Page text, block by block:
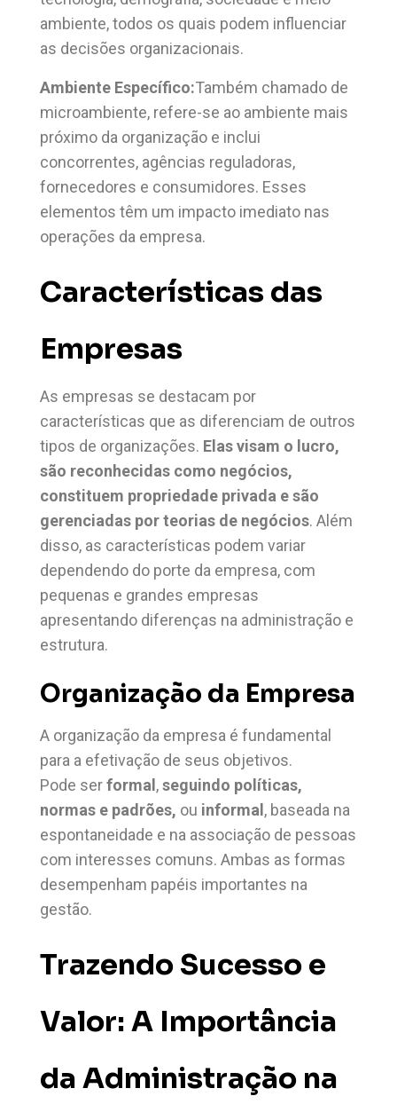
ambiente, todos os quais podem influenciar
as decisões organizacionais.
Ambiente Específico:Também chamado de
microambiente, refere-se ao ambiente mais
próximo da organização e inclui
concorrentes, agências reguladoras,
fornecedores e consumidores. Esses
elementos têm um impacto imediato nas
operações da empresa.
Características das
Empresas
As empresas se destacam por
características que as diferenciam de outros
tipos de organizações. Elas visam o lucro,
são reconhecidas como negócios,
constituem propriedade privada e são
gerenciadas por teorias de negócios. Além
disso, as características podem variar
dependendo do porte da empresa, com
pequenas e grandes empresas
apresentando diferenças na administração e
estrutura.
Organização da Empresa
A organização da empresa é fundamental
para a efetivação de seus objetivos.
Pode serformal ,seguindo políticas,
normas e padrões, ou informal , baseada na
espontaneidade e na associação de pessoas
com interesses comuns. Ambas as formas
desempenham papéis importantes na
gestão.
Trazendo Sucesso e
Valor: A Importância
da Administração na